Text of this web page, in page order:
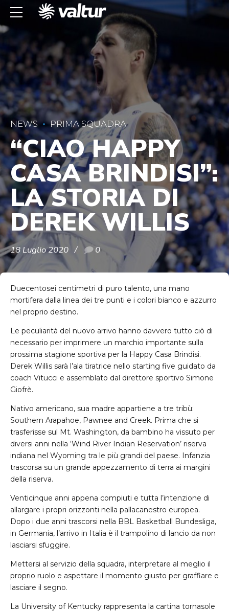
NEWS PRIMA SQUADRA
“CIAO HAPPY
CASA BRINDISI”:
LA STORIA DI
DEREK WILLIS
18 Luglio 2020 0
Duecentosei centimetri di puro talento, una mano
mortifera dalla linea dei tre punti e i colori bianco e azzurro
nel proprio destino.
Le peculiarità del nuovo arrivo hanno davvero tutto ciò di
necessario per imprimere un marchio importante sulla
prossima stagione sportiva per la Happy Casa Brindisi.
Derek Willis sarà l’ala tiratrice nello starting five guidato da
coach Vitucci e assemblato dal direttore sportivo Simone
Giofrè.
Nativo americano, sua madre appartiene a tre tribù:
Southern Arapahoe, Pawnee and Creek. Prima che si
trasferisse sul Mt. Washington, da bambino ha vissuto per
diversi anni nella ‘Wind River Indian Reservation’ riserva
indiana nel Wyoming tra le più grandi del paese. Infanzia
trascorsa su un grande appezzamento di terra ai margini
della riserva.
Venticinque anni appena compiuti e tutta l’intenzione di
allargare i propri orizzonti nella pallacanestro europea.
Dopo i due anni trascorsi nella BBL Basketball Bundesliga,
in Germania, l’arrivo in Italia è il trampolino di lancio da non
lasciarsi sfuggire.
Mettersi al servizio della squadra, interpretare al meglio il
proprio ruolo e aspettare il momento giusto per graffiare e
lasciare il segno.
La University of Kentucky rappresenta la cartina tornasole